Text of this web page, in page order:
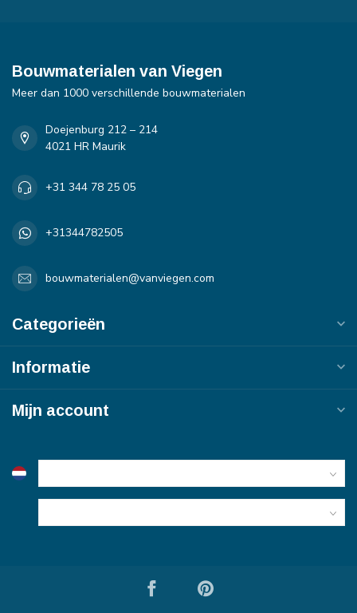
Bouwmaterialen van Viegen
Meer dan 1000 verschillende bouwmaterialen
Doejenburg 212 – 214
4021 HR Maurik
+31 344 78 25 05
+31344782505
bouwmaterialen@vanviegen.com
Categorieën
Informatie
Mijn account